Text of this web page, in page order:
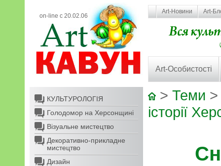
on-line с 20.02.06
Art-Новини Art-
Art-Особистості
КУЛЬТУРОЛОГІЯ
Голодомор на Херсонщині
Візуальне мистецтво
Декоративно-прикладне
мистецтво
Дизайн
> Теми
історії